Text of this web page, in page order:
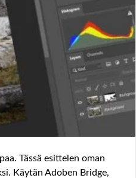
Tässä esittelen oman
Käytän Adoben Bridge,